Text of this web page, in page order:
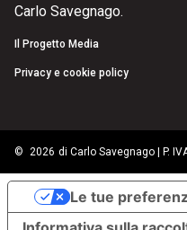
Carlo Savegnago.
Il Progetto Media
Privacy e cookie policy
© 2026 di Carlo Savegnago | P.
Le tue